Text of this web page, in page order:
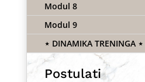
Modul 8
Modul 9
⋆ DINAMIKA TRENINGA ⋆
Postulati